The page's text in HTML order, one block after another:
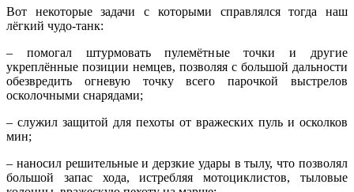
Вот некоторые задачи с которыми справлялся тогда наш
лёгкий чудо-танк:
– помогал штурмовать пулемётные точки и другие
укреплённые позиции немцев, позволяя с большой дальности
обезвредить огневую точку всего парочкой выстрелов
осколочными снарядами;
– служил защитой для пехоты от вражеских пуль и осколков
мин;
– наносил решительные и дерзкие удары в тылу, что позволял
большой запас хода, истребляя мотоциклистов, тыловые